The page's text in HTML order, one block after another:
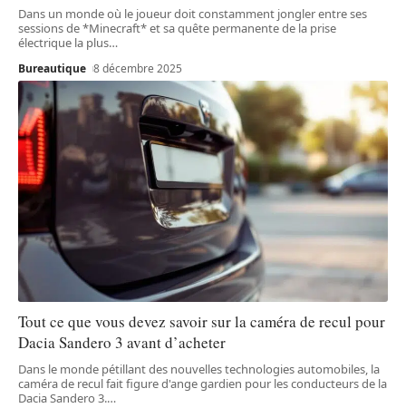
Dans un monde où le joueur doit constamment jongler entre ses
sessions de *Minecraft* et sa quête permanente de la prise
électrique la plus…
Bureautique 8 décembre 2025
Tout ce que vous devez savoir sur la caméra de recul pour
Dacia Sandero 3 avant d’acheter
Dans le monde pétillant des nouvelles technologies automobiles, la
caméra de recul fait figure d'ange gardien pour les conducteurs de la
Dacia Sandero 3.…